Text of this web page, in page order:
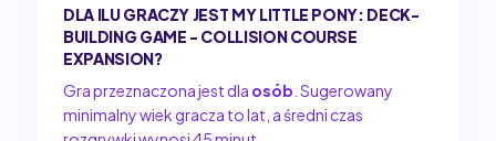
DLA ILU GRACZY JEST MY LITTLE PONY: DECK-
BUILDING GAME - COLLISION COURSE
EXPANSION?
Gra przeznaczona jest dla osób . Sugerowany
minimalny wiek gracza to lat, a średni czas